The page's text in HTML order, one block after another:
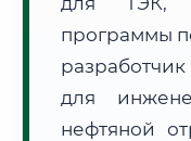
программы
для
нефтяной